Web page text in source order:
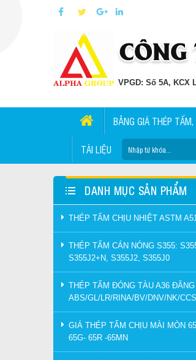
VPGD: Số 5A, KCX
BẢNG GIÁ THÉP TẤM,
TÀI LIỆU
DANH MỤC SẢN PHẨM
THÉP TẤM CHỊU NHIỆT ASTM
THÉP TẤM CÁN NÓNG S355:
S355J2+N, S355J2, S355J0
THÉP TẤM ĐÓNG TÀU A36 ĐĂNG
ABS/GL/LR/RINA/BV/DNV/NK/
GIÁ THÉP TẤM CHỊU MÀI MÒN
65G- 65R -65MN